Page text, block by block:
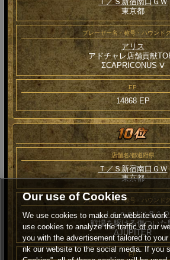
東京都
プレーヤー名・称号・ハウンド
アリス
アドチャレ店舗貢献
ΣCAPRICONUS Ⅴ
EP
14868 EP
店舗名/都道府県
Ｔ／Ｓ新宿南口ＧＷ
東京都
プレーヤー名・称号・ハウンド
ｙｊｓｎｐｉ♂８１０
戦場を駆ける傷ついた
ΔJUPITER
EP
Our use of Cookies
We use cookies to make our website work
use cookies to analyze the traffic of our
you with the advertisement tailored to
nk our website to the social media. If you